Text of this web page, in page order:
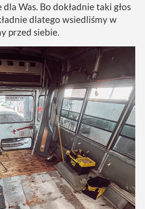
Was. Bo dokładnie taki głos
dlatego wsiedliśmy w
przed siebie.